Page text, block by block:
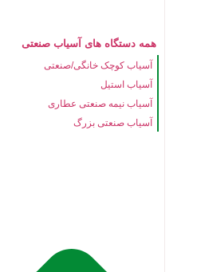
همه دستگاه های آسیاب صنعتی
آسیاب کوچک خانگی/صنعتی
آسیاب استیل
آسیاب نیمه صنعتی عطاری
آسیاب صنعتی بزرگ